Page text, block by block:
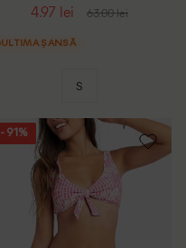
4.97 lei 63.00 lei
ULTIMA ȘANSĂ
S
- 91%